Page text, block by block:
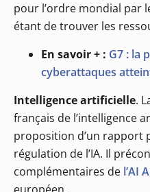
pour l’ordre mondial par
étant de trouver les
En savoir + : G7 : la
cyberattaques
Intelligence artificielle.
français de l’intelligence
proposition d’un rapport
régulation de l’IA. Il
complémentaires de l’AI